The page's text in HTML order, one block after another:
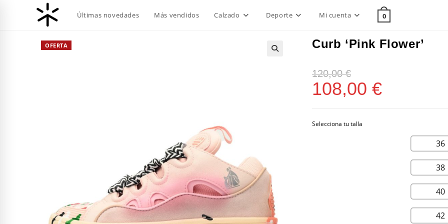
Últimas novedades Más vendidos Calzado Deporte Mi cuenta 0
OFERTA Curb ‘Pink Flower’
120,00€
108,00 €
36
38
40
42